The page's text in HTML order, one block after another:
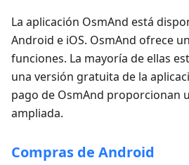
La aplicación OsmAnd está
Android e iOS. OsmAnd ofrece
funciones. La mayoría de ellas
una versión gratuita de la
pago de OsmAnd proporcionan
ampliada.
Compras de Android